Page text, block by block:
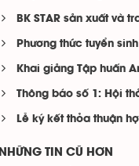
BK STAR sản xuất và
Phương thức tuyển
Khai giảng Tập huấn
Thông báo số 1: Hội
Lễ ký kết thỏa thuận
NHỮNG TIN CŨ HƠN